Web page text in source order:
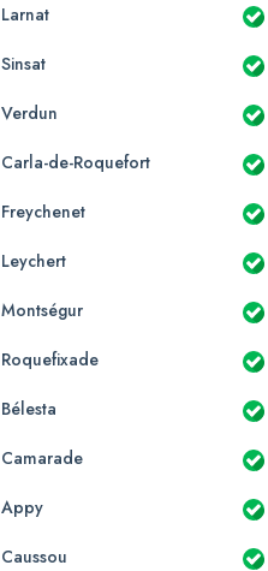
Larnat
Sinsat
Verdun
Carla-de-Roquefort
Freychenet
Leychert
Montségur
Roquefixade
Bélesta
Camarade
Appy
Caussou